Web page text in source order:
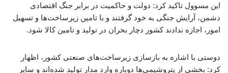
این مسوول تاکید کرد: دولت و حاکمیت در برابر جنگ اقتصادی
دشمن، آرایش جنگی به خود گرفتند و با تامین زیرساخت‌ها و تسهیل
امور، اجازه ندادند کشور دچار بحران در تولید و تامین کالا شود.
دوستی با اشاره به بازسازی زیرساخت‌های صنعتی کشور، اظهار
کرد: بخشی از پتروشیمی‌ها دوباره وارد مدار تولید شده‌اند و سایر